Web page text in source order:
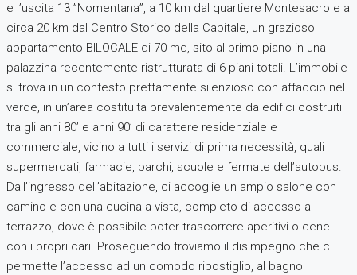
e l’uscita 13 ”Nomentana”, a 10 km dal quartiere Montesacro e a
circa 20 km dal Centro Storico della Capitale, un grazioso
appartamento BILOCALE di 70 mq, sito al primo piano in una
palazzina recentemente ristrutturata di 6 piani totali. L’immobile
si trova in un contesto prettamente silenzioso con affaccio nel
verde, in un’area costituita prevalentemente da edifici costruiti
tra gli anni 80’ e anni 90’ di carattere residenziale e
commerciale, vicino a tutti i servizi di prima necessità, quali
supermercati, farmacie, parchi, scuole e fermate dell’autobus.
Dall’ingresso dell’abitazione, ci accoglie un ampio salone con
camino e con una cucina a vista, completo di accesso al
terrazzo, dove è possibile poter trascorrere aperitivi o cene
con i propri cari. Proseguendo troviamo il disimpegno che ci
permette l’accesso ad un comodo ripostiglio, al bagno